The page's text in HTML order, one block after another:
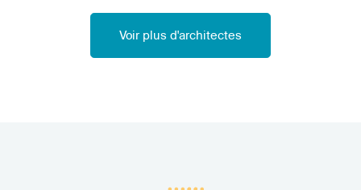
Voir plus d'architectes